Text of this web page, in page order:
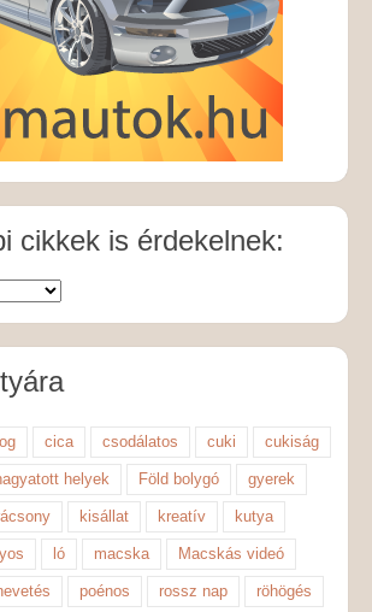
cikkek is érdekelnek:
cica csodálatos cuki cukiság
helyek Föld bolygó gyerek
kisállat kreatív kutya
ló macska Macskás videó
poénos rossz nap röhögés